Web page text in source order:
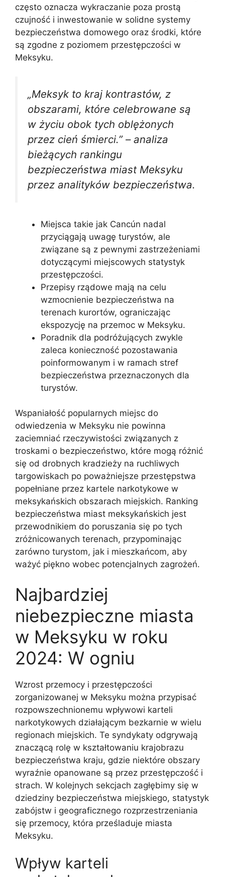
często oznacza wykraczanie poza prostą
czujność i inwestowanie w solidne systemy
bezpieczeństwa domowego oraz środki, które
są zgodne z poziomem przestępczości w
Meksyku.
„Meksyk to kraj kontrastów, z
obszarami, które celebrowane są
w życiu obok tych oblężonych
przez cień śmierci.” – analiza
bieżących rankingu
bezpieczeństwa miast Meksyku
przez analityków bezpieczeństwa.
Miejsca takie jak Cancún nadal
przyciągają uwagę turystów, ale
związane są z pewnymi zastrzeżeniami
dotyczącymi miejscowych statystyk
przestępczości.
Przepisy rządowe mają na celu
wzmocnienie bezpieczeństwa na
terenach kurortów, ograniczając
ekspozycję na przemoc w Meksyku.
Poradnik dla podróżujących zwykle
zaleca konieczność pozostawania
poinformowanym i w ramach stref
bezpieczeństwa przeznaczonych dla
turystów.
Wspaniałość popularnych miejsc do
odwiedzenia w Meksyku nie powinna
zaciemniać rzeczywistości związanych z
troskami o bezpieczeństwo, które mogą różnić
się od drobnych kradzieży na ruchliwych
targowiskach po poważniejsze przestępstwa
popełniane przez kartele narkotykowe w
meksykańskich obszarach miejskich. Ranking
bezpieczeństwa miast meksykańskich jest
przewodnikiem do poruszania się po tych
zróżnicowanych terenach, przypominając
zarówno turystom, jak i mieszkańcom, aby
ważyć piękno wobec potencjalnych zagrożeń.
Najbardziej
niebezpieczne miasta
w Meksyku w roku
2024: W ogniu
Wzrost przemocy i przestępczości
zorganizowanej w Meksyku można przypisać
rozpowszechnionemu wpływowi karteli
narkotykowych działającym bezkarnie w wielu
regionach miejskich. Te syndykaty odgrywają
znaczącą rolę w kształtowaniu krajobrazu
bezpieczeństwa kraju, gdzie niektóre obszary
wyraźnie opanowane są przez przestępczość i
strach. W kolejnych sekcjach zagłębimy się w
dziedziny bezpieczeństwa miejskiego, statystyk
zabójstw i geograficznego rozprzestrzeniania
się przemocy, która prześladuje miasta
Meksyku.
Wpływ karteli